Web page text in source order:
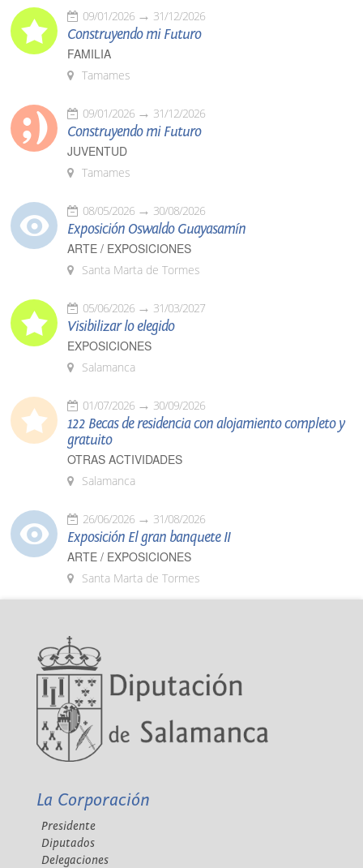
09/01/2026 31/12/2026
Construyendo mi Futuro
FAMILIA
Tamames
09/01/2026 31/12/2026
Construyendo mi Futuro
JUVENTUD
Tamames
08/05/2026 30/08/2026
Exposición Oswaldo Guayasamín
ARTE / EXPOSICIONES
Santa Marta de Tormes
05/06/2026 31/03/2027
Visibilizar lo elegido
EXPOSICIONES
Salamanca
01/07/2026 30/09/2026
122 Becas de residencia con alojamiento completo y
gratuito
OTRAS ACTIVIDADES
Salamanca
26/06/2026 31/08/2026
Exposición El gran banquete II
ARTE / EXPOSICIONES
Santa Marta de Tormes
La Corporación
Presidente
Diputados
Delegaciones